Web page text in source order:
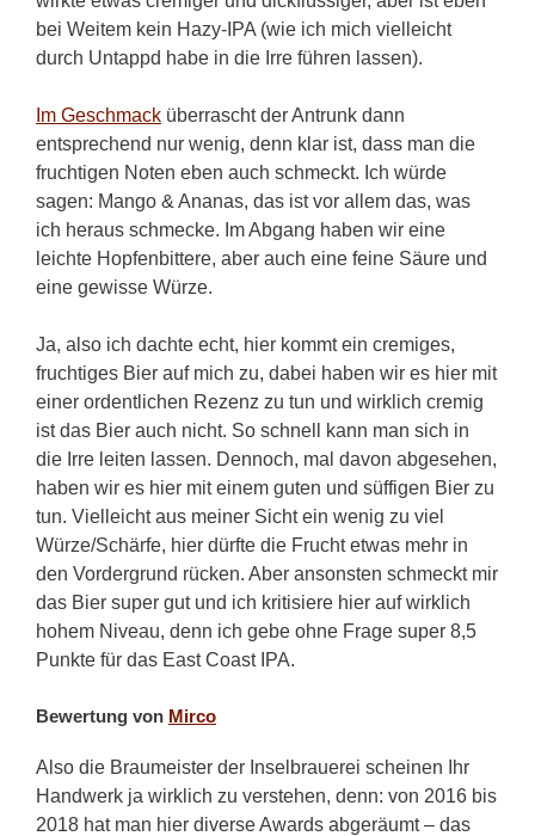
bei Weitem kein Hazy-IPA (wie ich mich vielleicht
durch Untappd habe in die Irre führen lassen).
Im Geschmack überrascht der Antrunk dann
entsprechend nur wenig, denn klar ist, dass man die
fruchtigen Noten eben auch schmeckt. Ich würde
sagen: Mango & Ananas, das ist vor allem das, was
ich heraus schmecke. Im Abgang haben wir eine
leichte Hopfenbittere, aber auch eine feine Säure und
eine gewisse Würze.
Ja, also ich dachte echt, hier kommt ein cremiges,
fruchtiges Bier auf mich zu, dabei haben wir es hier mit
einer ordentlichen Rezenz zu tun und wirklich cremig
ist das Bier auch nicht. So schnell kann man sich in
die Irre leiten lassen. Dennoch, mal davon abgesehen,
haben wir es hier mit einem guten und süffigen Bier zu
tun. Vielleicht aus meiner Sicht ein wenig zu viel
Würze/Schärfe, hier dürfte die Frucht etwas mehr in
den Vordergrund rücken. Aber ansonsten schmeckt mir
das Bier super gut und ich kritisiere hier auf wirklich
hohem Niveau, denn ich gebe ohne Frage super 8,5
Punkte für das East Coast IPA.
Bewertung von Mirco
Also die Braumeister der Inselbrauerei scheinen Ihr
Handwerk ja wirklich zu verstehen, denn: von 2016 bis
2018 hat man hier diverse Awards abgeräumt – das